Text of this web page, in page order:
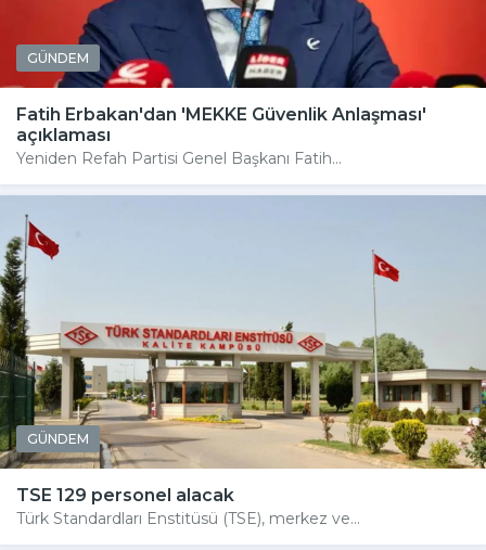
GÜNDEM
Fatih Erbakan'dan 'MEKKE Güvenlik Anlaşması'
açıklaması
Yeniden Refah Partisi Genel Başkanı Fatih...
GÜNDEM
TSE 129 personel alacak
Türk Standardları Enstitüsü (TSE), merkez ve...